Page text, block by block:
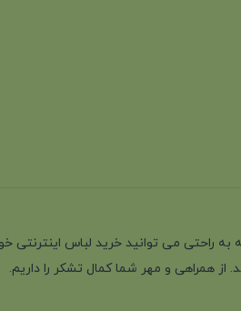
باشد که به راحتی می توانید خرید لباس اینترنتی
همراهی و مهر شما کمال تشکر را داریم.